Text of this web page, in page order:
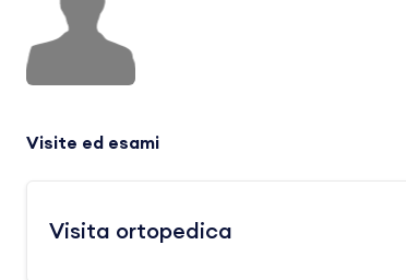
Visite ed esami
Visita ortopedica